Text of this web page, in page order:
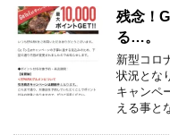
残念！
る…。
新型コロ
状況とな
キャンペ
える事と